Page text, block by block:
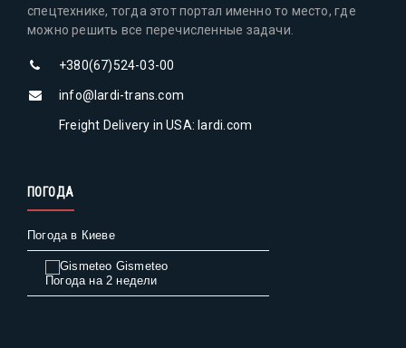
спецтехнике, тогда этот портал именно то место, где
можно решить все перечисленные задачи.
+380(67)524-03-00
info@lardi-trans.com
Freight Delivery in USA: lardi.com
ПОГОДА
Погода в Киеве
Gismeteo
Погода на 2 недели